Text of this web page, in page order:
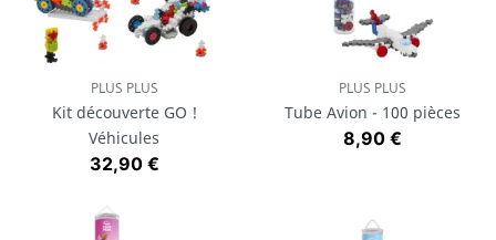
PLUS PLUS
Kit découverte GO !
Véhicules
Prix
32,90 €
PLUS PLUS
Tube Avion - 100 pièces
Prix
8,90 €